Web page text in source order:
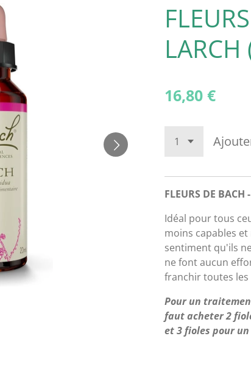
16,80 €
FLEURS DE BACH
Idéal pour tous
moins capables
sentiment qu'ils
ne font aucun
franchir toutes les
Pour un
faut acheter 2
et 3 fioles pour